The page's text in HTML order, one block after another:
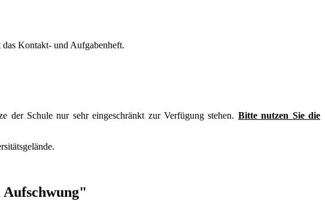
das Kontakt- und Aufgabenheft.
der Schule nur sehr eingeschränkt zur Verfügung stehen. Bitte nutzen Sie die